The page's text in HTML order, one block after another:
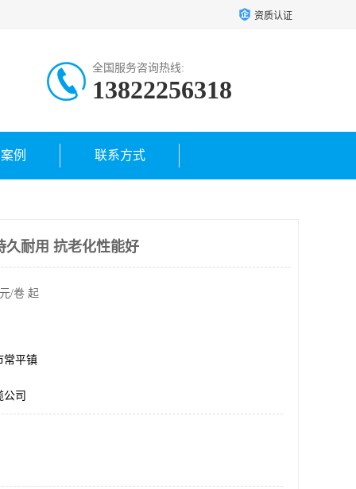
资质认证
全国服务咨询热线:
13822256318
例 联系方式
久耐用 抗老化性能好
/卷 起
常平镇
司